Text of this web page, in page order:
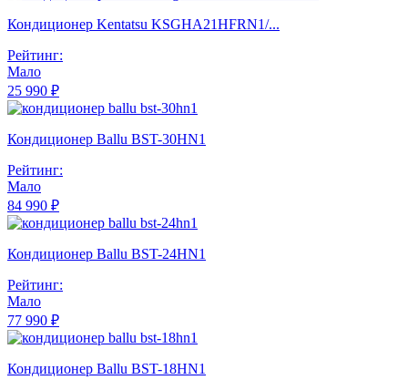
Кондиционер Kentatsu KSGHA21HFRN1/...
Рейтинг:
Мало
25 990 ₽
Кондиционер Ballu BST-30HN1
Рейтинг:
Мало
84 990 ₽
Кондиционер Ballu BST-24HN1
Рейтинг:
Мало
77 990 ₽
Кондиционер Ballu BST-18HN1